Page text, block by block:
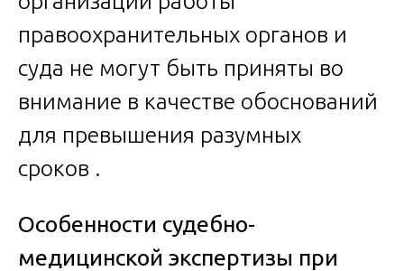
правоохранительных органов и
суда не могут быть приняты во
внимание в качестве обоснований
для превышения разумных
сроков .
Особенности судебно-
медицинской экспертизы при